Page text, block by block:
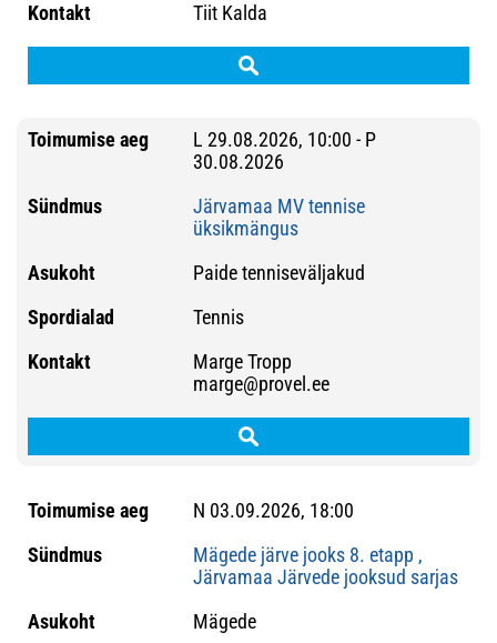
Tiit Kalda
L 29.08.2026, 10:00 - P
30.08.2026
Järvamaa MV tennise
üksikmängus
Paide tenniseväljakud
Tennis
Marge Tropp
marge@provel.ee
N 03.09.2026, 18:00
Mägede järve jooks 8. etapp ,
Järvamaa Järvede jooksud sarjas
Mägede